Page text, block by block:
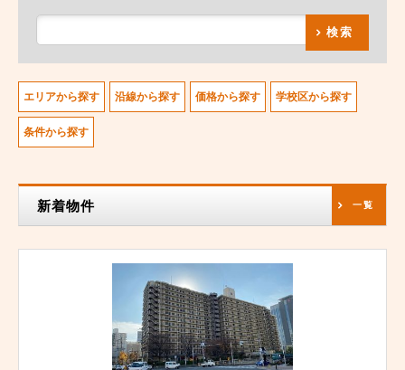
検索
エリアから探す 沿線から探す 価格から探す 学校区から探す
条件から探す
新着物件 一覧